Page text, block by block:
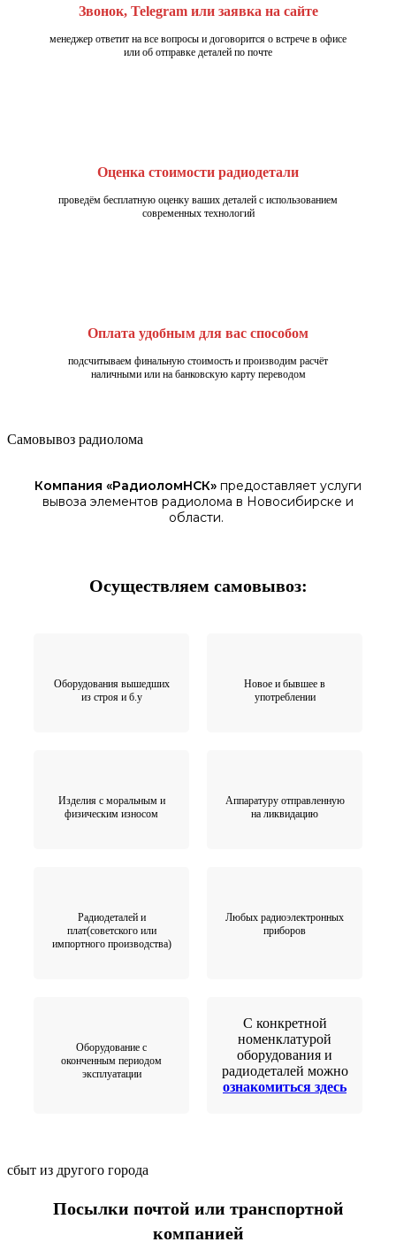
Звонок, Telegram или заявка на сайте
менеджер ответит на все вопросы и договорится о встрече в офисе
или об отправке деталей по почте
Оценка стоимости радиодетали
проведём бесплатную оценку ваших деталей с использованием
современных технологий
Оплата удобным для вас способом
подсчитываем финальную стоимость и производим расчёт
наличными или на банковскую карту переводом
Самовывоз радиолома
Компания «РадиоломНСК» предоставляет услуги
вывоза элементов радиолома в Новосибирске и
области.
Осуществляем самовывоз:
Оборудования вышедших
из строя и б.у
Новое и бывшее в
употреблении
Изделия с моральным и
физическим износом
Аппаратуру отправленную
на ликвидацию
Радиодеталей и
плат(советского или
импортного производства)
Любых радиоэлектронных
приборов
Оборудование с
оконченным периодом
эксплуатации
С конкретной
номенклатурой
оборудования и
радиодеталей можно
ознакомиться здесь
сбыт из другого города
Посылки почтой или транспортной
компанией